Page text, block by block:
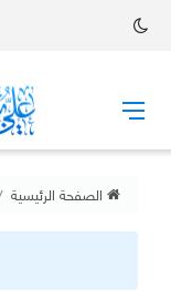
الصفحة الرئيسية